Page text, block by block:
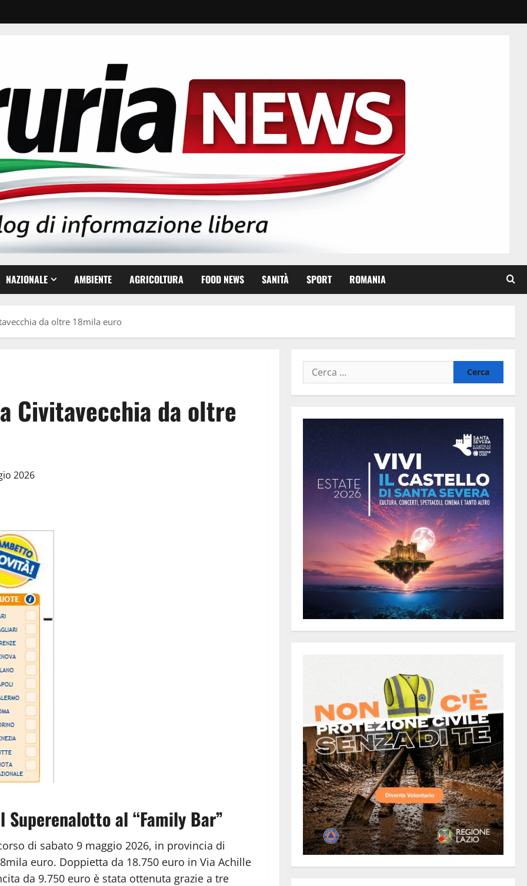
NAZIONALE AMBIENTE AGRICOLTURA FOOD NEWS SANITÀ SPORT ROMANIA
da oltre 18mila euro
Civitavecchia da oltre
2026
al “Family Bar”
di sabato 9 maggio 2026, in provincia di
euro. Doppietta da 18.750 euro in Via Achille
da 9.750 euro è stata ottenuta grazie a tre
Ricerca
per: